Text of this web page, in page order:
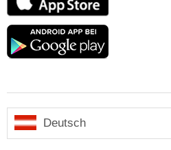
Store
Google
Deutsch